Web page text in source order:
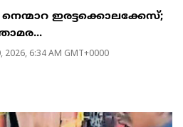
ഇരട്ടക്കൊലക്കേസ്;
2026, 6:34 AM GMT+0000